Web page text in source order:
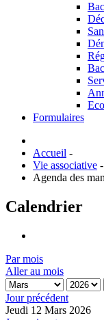
Formulaires
Accueil -
Vie associative -
Agenda des
Calendrier
Par mois
Aller au mois
Jour précédent
Jeudi 12 Mars 2026